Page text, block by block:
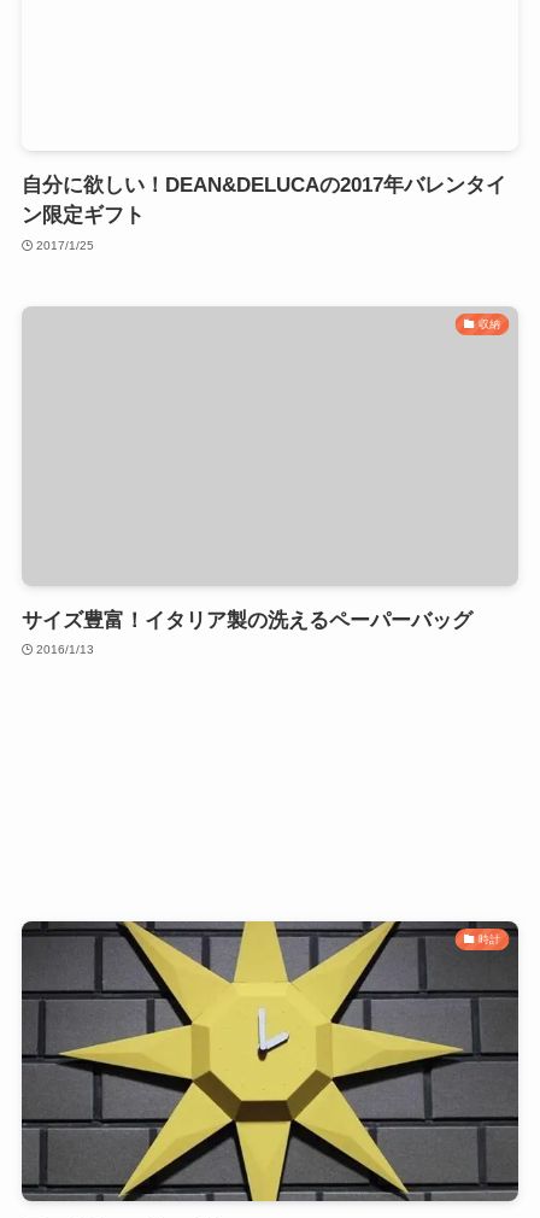
自分に欲しい！DEAN&DELUCAの2017年バレンタイ
ン限定ギフト
2017/1/25
収納
サイズ豊富！イタリア製の洗えるペーパーバッグ
2016/1/13
時計